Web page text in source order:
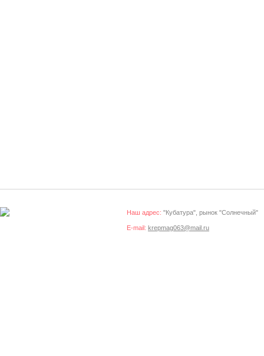
Наш адрес: "Кубатура", рынок "Солнечный"
E-mail: krepmag063@mail.ru